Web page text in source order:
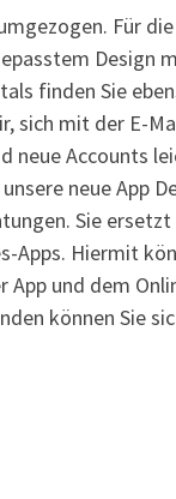
Für
Design
finden Sie
sich mit der E-
neue Accounts
neue App
Sie
Apps. Hiermit
und dem
können Sie